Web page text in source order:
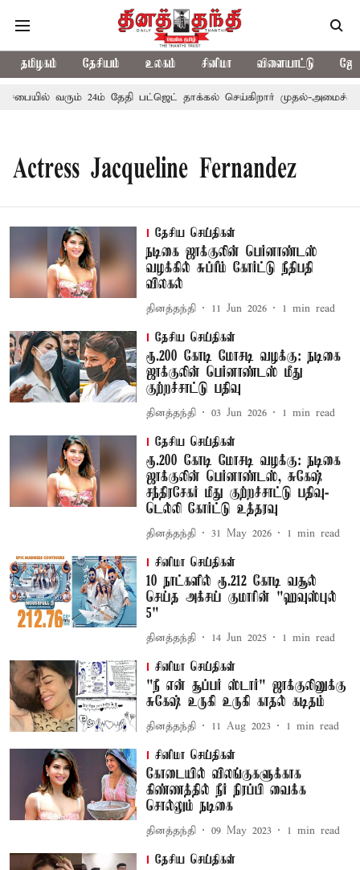
தமிழகம் தேசியம் உலகம் சினிமா விளையாட்டு
வரும் 24ம் தேதி பட்ஜெட் தாக்கல் செய்கிறார் முதல்-அமைச்சர்
Actress Jacqueline Fernandez
தேசிய செய்திகள்
நடிகை ஜாக்குலின் பெர்னாண்டஸ்
வழக்கில் சுப்ரீம் கோர்ட்டு நீதிபதி
விலகல்
தினத்தந்தி 11 Jun 2026 1 min read
தேசிய செய்திகள்
ரூ.200 கோடி மோசடி வழக்கு: நடிகை
ஜாக்குலின் பெர்னாண்டஸ் மீது
குற்றச்சாட்டு பதிவு
தினத்தந்தி 03 Jun 2026 1 min read
தேசிய செய்திகள்
ரூ.200 கோடி மோசடி வழக்கு: நடிகை
ஜாக்குலின் பெர்னாண்டஸ், சுகேஷ்
சந்திரசேகர் மீது குற்றச்சாட்டு பதிவு-
டெல்லி கோர்ட்டு உத்தரவு
தினத்தந்தி 31 May 2026 1 min read
சினிமா செய்திகள்
10 நாட்களில் ரூ.212 கோடி வசூல்
செய்த அக்சய் குமாரின் "ஹவுஸ்புல்
5"
தினத்தந்தி 14 Jun 2025 1 min read
சினிமா செய்திகள்
"நீ என் சூப்பர் ஸ்டார்" ஜாக்குலினுக்கு
சுகேஷ் உருகி உருகி காதல் கடிதம்
தினத்தந்தி 11 Aug 2023 1 min read
சினிமா செய்திகள்
கோடையில் விலங்குகளுக்காக
கிண்ணத்தில் நீர் நிரப்பி வைக்க
சொல்லும் நடிகை
தினத்தந்தி 09 May 2023 1 min read
தேசிய செய்திகள்